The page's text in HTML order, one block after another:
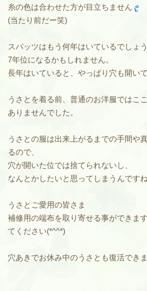
糸の色は合わせた方が目立ちません
(当たり前だー笑)
スパッツはもう何年はいているでしょ
7年位になるかもしれません。
長年はいていると、やっぱり穴も開い
うさとを着る前、普通のお洋服ではこ
ありませんでした。
うさとの服は出来上がるまでの手間や
るので、
穴が開いた位では捨てられないし、
なんとかしたいと思ってしまうんですね
うさとご愛用の皆さま
補修用の端布を取り寄せる事ができま
てください(*^^*)
穴あきでお休み中のうさとも復活でき